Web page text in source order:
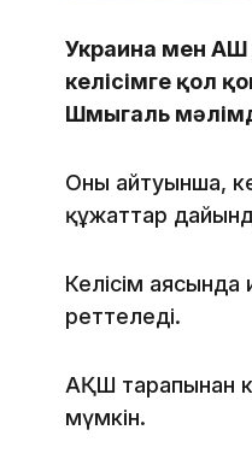
Украина мен
келісімге қол
Шмыгаль
Оның айтуынша,
құжаттар
Келісім
реттеледі.
АҚШ тарапынан
мүмкін.